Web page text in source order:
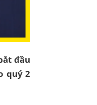
đầu
quý 2